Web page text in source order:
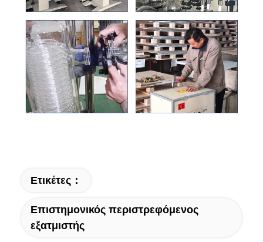
Ετικέτες：
Επιστημονικός περιστρεφόμενος
εξατμιστής